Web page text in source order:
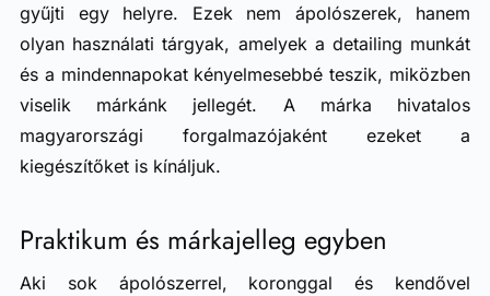
gyűjti egy helyre. Ezek nem ápolószerek, hanem
olyan használati tárgyak, amelyek a detailing munkát
és a mindennapokat kényelmesebbé teszik, miközben
viselik márkánk jellegét. A márka hivatalos
magyarországi forgalmazójaként ezeket a
kiegészítőket is kínáljuk.
Praktikum és márkajelleg egyben
Aki sok ápolószerrel, koronggal és kendővel